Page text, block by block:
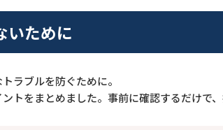
いために
ラブルを防ぐために。
をまとめました。事前に確認するだけで、